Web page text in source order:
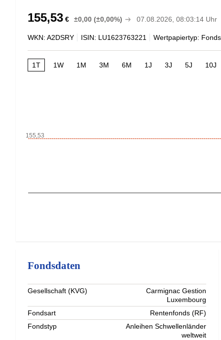
155,53 € ±0,00 (±0,00%) 07.08.2026, 08:03:14 Uhr
WKN: A2DSRY ISIN: LU1623763221 Wertpapiertyp: Fonds
1T 1W 1M 3M 6M 1J 3J 5J 10J
155,53
Fondsdaten
Gesellschaft (KVG)
Carmignac Gestion
Luxembourg
Fondsart
Rentenfonds (RF)
Fondstyp
Anleihen Schwellenländer
weltweit